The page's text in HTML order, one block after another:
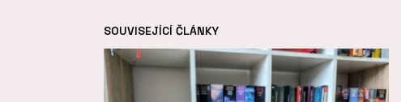
SOUVISEJÍCÍ ČLÁNKY